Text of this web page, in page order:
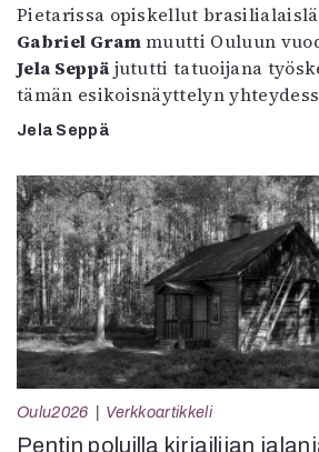
Pietarissa opiskellut
Gabriel Grammuutti Ouluun
Jela Seppä jututti tatuoijana
tämän esikoisnäyttelyn
Jela Seppä
Oulu2026 Verkkoartikkeli
Pentin poluilla kirjailijan